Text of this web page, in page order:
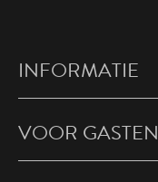
INFORMATIE
VOOR GASTEN